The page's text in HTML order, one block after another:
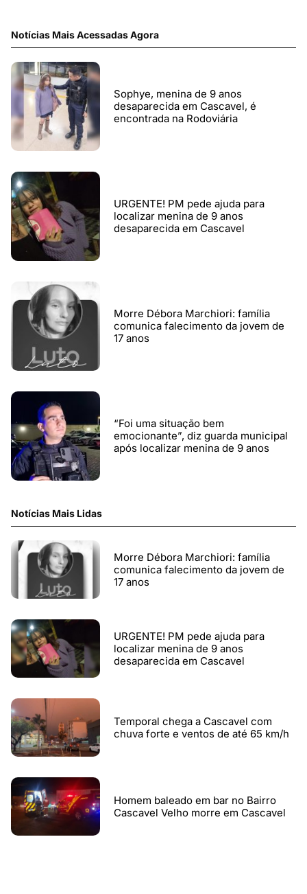
Notícias Mais Acessadas Agora
Sophye, menina de 9 anos
desaparecida em Cascavel, é
encontrada na Rodoviária
URGENTE! PM pede ajuda para
localizar menina de 9 anos
desaparecida em Cascavel
Morre Débora Marchiori: família
comunica falecimento da jovem de
17 anos
“Foi uma situação bem
emocionante”, diz guarda municipal
após localizar menina de 9 anos
Notícias Mais Lidas
Morre Débora Marchiori: família
comunica falecimento da jovem de
17 anos
URGENTE! PM pede ajuda para
localizar menina de 9 anos
desaparecida em Cascavel
Temporal chega a Cascavel com
chuva forte e ventos de até 65 km/h
Homem baleado em bar no Bairro
Cascavel Velho morre em Cascavel